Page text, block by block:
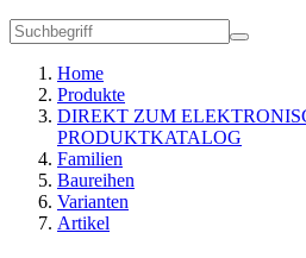
Home
Produkte
DIREKT ZUM
PRODUKTKATALOG
Familien
Baureihen
Varianten
Artikel